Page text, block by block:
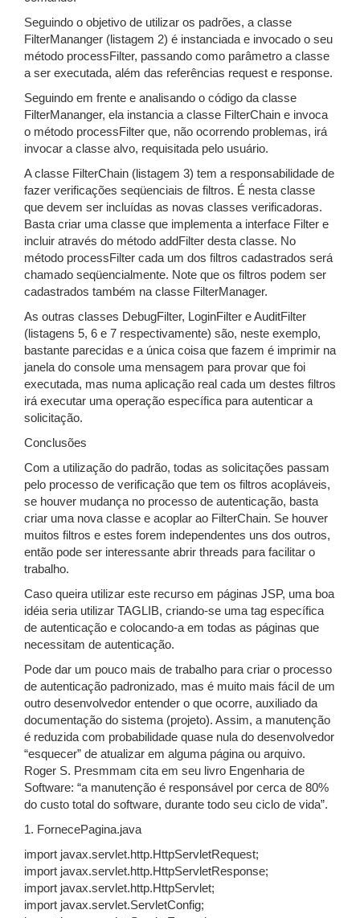
Seguindo o objetivo de utilizar os padrões, a classe
FilterMananger (listagem 2) é instanciada e invocado o seu
método processFilter, passando como parâmetro a classe
a ser executada, além das referências request e response.
Seguindo em frente e analisando o código da classe
FilterMananger, ela instancia a classe FilterChain e invoca
o método processFilter que, não ocorrendo problemas, irá
invocar a classe alvo, requisitada pelo usuário.
A classe FilterChain (listagem 3) tem a responsabilidade de
fazer verificações seqüenciais de filtros. É nesta classe
que devem ser incluídas as novas classes verificadoras.
Basta criar uma classe que implementa a interface Filter e
incluir através do método addFilter desta classe. No
método processFilter cada um dos filtros cadastrados será
chamado seqüencialmente. Note que os filtros podem ser
cadastrados também na classe FilterManager.
As outras classes DebugFilter, LoginFilter e AuditFilter
(listagens 5, 6 e 7 respectivamente) são, neste exemplo,
bastante parecidas e a única coisa que fazem é imprimir na
janela do console uma mensagem para provar que foi
executada, mas numa aplicação real cada um destes filtros
irá executar uma operação específica para autenticar a
solicitação.
Conclusões
Com a utilização do padrão, todas as solicitações passam
pelo processo de verificação que tem os filtros acopláveis,
se houver mudança no processo de autenticação, basta
criar uma nova classe e acoplar ao FilterChain. Se houver
muitos filtros e estes forem independentes uns dos outros,
então pode ser interessante abrir threads para facilitar o
trabalho.
Caso queira utilizar este recurso em páginas JSP, uma boa
idéia seria utilizar TAGLIB, criando-se uma tag específica
de autenticação e colocando-a em todas as páginas que
necessitam de autenticação.
Pode dar um pouco mais de trabalho para criar o processo
de autenticação padronizado, mas é muito mais fácil de um
outro desenvolvedor entender o que ocorre, auxiliado da
documentação do sistema (projeto). Assim, a manutenção
é reduzida com probabilidade quase nula do desenvolvedor
“esquecer” de atualizar em alguma página ou arquivo.
Roger S. Presmmam cita em seu livro Engenharia de
Software: “a manutenção é responsável por cerca de 80%
do custo total do software, durante todo seu ciclo de vida”.
1. FornecePagina.java
import javax.servlet.http.HttpServletRequest;
import javax.servlet.http.HttpServletResponse;
import javax.servlet.http.HttpServlet;
import javax.servlet.ServletConfig;